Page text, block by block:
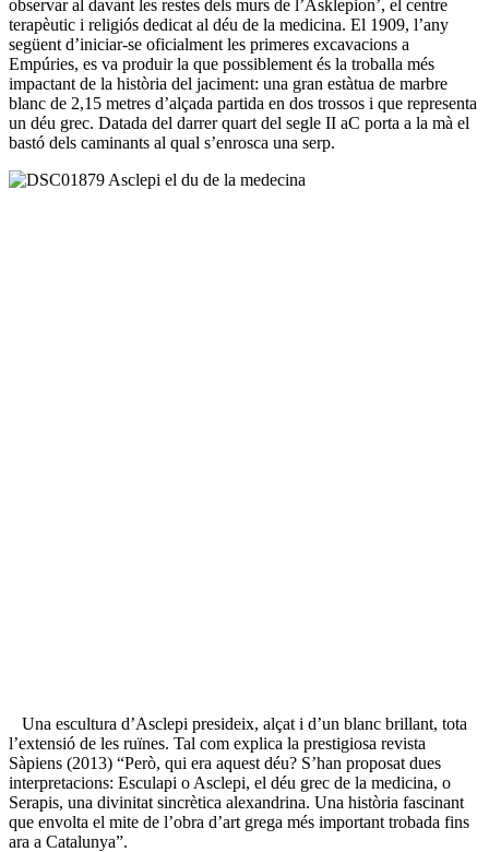
observar al davant les restes dels murs de l’Asklepion’, el centre
terapèutic i religiós dedicat al déu de la medicina. El 1909, l’any
següent d’iniciar-se oficialment les primeres excavacions a
Empúries, es va produir la que possiblement és la troballa més
impactant de la història del jaciment: una gran estàtua de marbre
blanc de 2,15 metres d’alçada partida en dos trossos i que representa
un déu grec. Datada del darrer quart del segle II aC porta a la mà el
bastó dels caminants al qual s’enrosca una serp.
Una escultura d’Asclepi presideix, alçat i d’un blanc brillant, tota
l’extensió de les ruïnes. Tal com explica la prestigiosa revista
Sàpiens (2013) “Però, qui era aquest déu? S’han proposat dues
interpretacions: Esculapi o Asclepi, el déu grec de la medicina, o
Serapis, una divinitat sincrètica alexandrina. Una història fascinant
que envolta el mite de l’obra d’art grega més important trobada fins
ara a Catalunya”.